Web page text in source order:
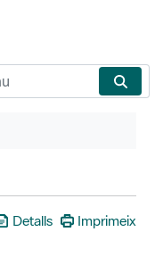
Detalls Imprimeix